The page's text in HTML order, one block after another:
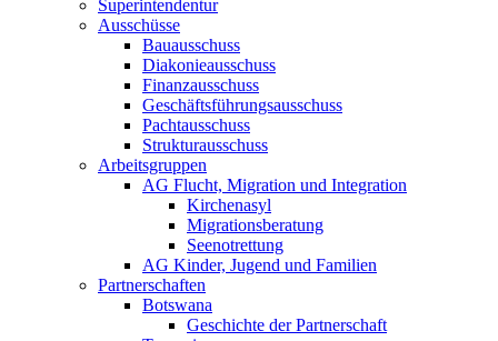
Superintendentur
Ausschüsse
Bauausschuss
Diakonieausschuss
Finanzausschuss
Geschäftsführungsausschuss
Pachtausschuss
Strukturausschuss
Arbeitsgruppen
AG Flucht, Migration und Integration
Kirchenasyl
Migrationsberatung
Seenotrettung
AG Kinder, Jugend und Familien
Partnerschaften
Botswana
Geschichte der Partnerschaft